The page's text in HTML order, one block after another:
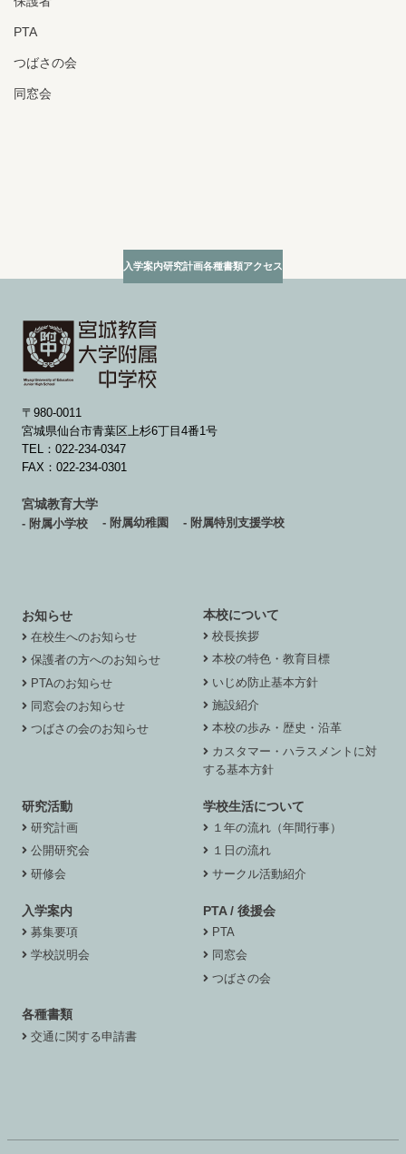
PTA
つばさの会
同窓会
入学案内研究計画各種書類アクセス
〒980-0011
宮城県仙台市青葉区上杉6丁目4番1号
TEL：022-234-0347
FAX：022-234-0301
宮城教育大学
- 附属小学校 - 附属幼稚園 - 附属特別支援学校
お知らせ
在校生へのお知らせ
保護者の方へのお知らせ
PTAのお知らせ
同窓会のお知らせ
つばさの会のお知らせ
本校について
校長挨拶
本校の特色・教育目標
いじめ防止基本方針
施設紹介
本校の歩み・歴史・沿革
カスタマー・ハラスメントに対
する基本方針
研究活動
研究計画
公開研究会
研修会
学校生活について
１年の流れ（年間行事）
１日の流れ
サークル活動紹介
入学案内
募集要項
学校説明会
PTA / 後援会
PTA
同窓会
つばさの会
各種書類
交通に関する申請書